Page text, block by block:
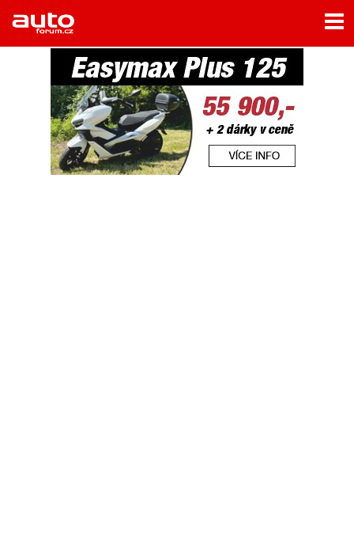
Home
Rubriky
- Jízdní dojmy a další testy
- Bleskovky